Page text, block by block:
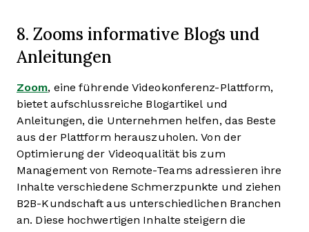
8. Zooms informative Blogs und
Anleitungen
Zoom, eine führende Videokonferenz-Plattform,
bietet aufschlussreiche Blogartikel und
Anleitungen, die Unternehmen helfen, das Beste
aus der Plattform herauszuholen. Von der
Optimierung der Videoqualität bis zum
Management von Remote-Teams adressieren ihre
Inhalte verschiedene Schmerzpunkte und ziehen
B2B-Kundschaft aus unterschiedlichen Branchen
an. Diese hochwertigen Inhalte steigern die